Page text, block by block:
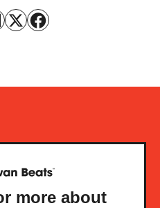
more about